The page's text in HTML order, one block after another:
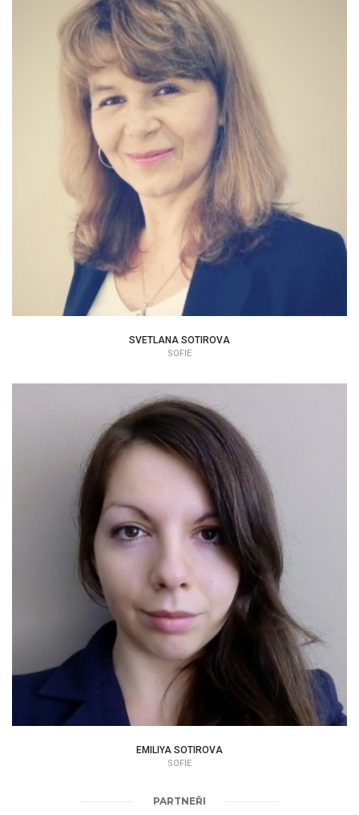
SVETLANA SOTIROVA
PSYCHOLOG | TERAPEUT
SVETLANA SOTIROVA
SOFIE
EMILIYA SOTIROVA
PSYCHOLOG | TERAPEUT
EMILIYA SOTIROVA
SOFIE
PARTNEŘI